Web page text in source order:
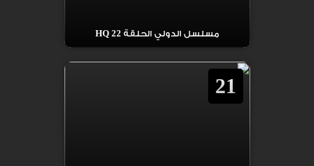
مسلسل الدولي الحلقة 22 HQ
21